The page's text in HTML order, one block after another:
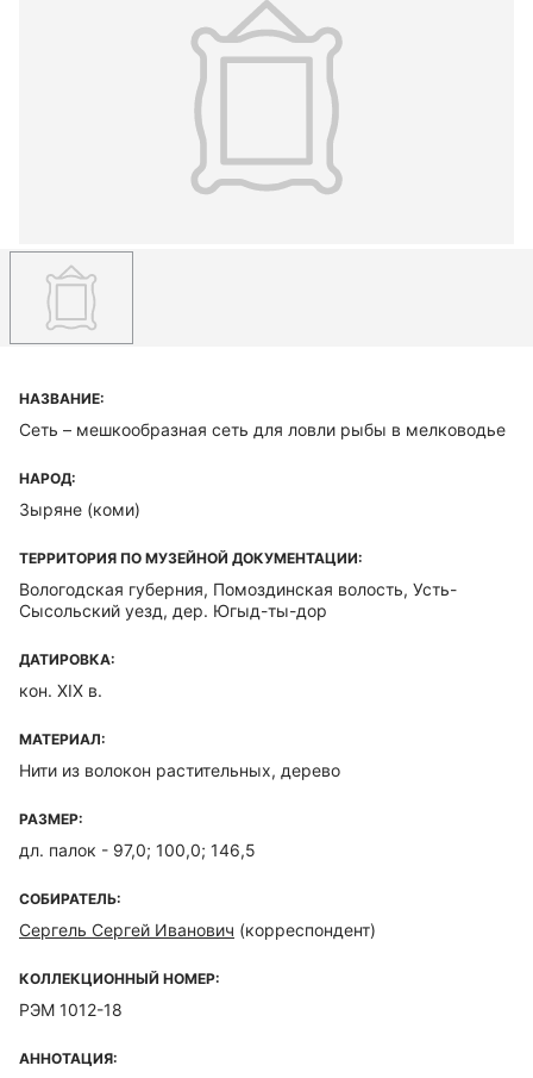
НАЗВАНИЕ:
Сеть – мешкообразная сеть для ловли рыбы в мелководье
НАРОД:
Зыряне (коми)
ТЕРРИТОРИЯ ПО МУЗЕЙНОЙ ДОКУМЕНТАЦИИ:
Вологодская губерния, Помоздинская волость, Усть-
Сысольский уезд, дер. Югыд-ты-дор
ДАТИРОВКА:
кон. XIX в.
МАТЕРИАЛ:
Нити из волокон растительных, дерево
РАЗМЕР:
дл. палок - 97,0; 100,0; 146,5
СОБИРАТЕЛЬ:
Сергель Сергей Иванович (корреспондент)
КОЛЛЕКЦИОННЫЙ НОМЕР:
РЭМ 1012-18
АННОТАЦИЯ: